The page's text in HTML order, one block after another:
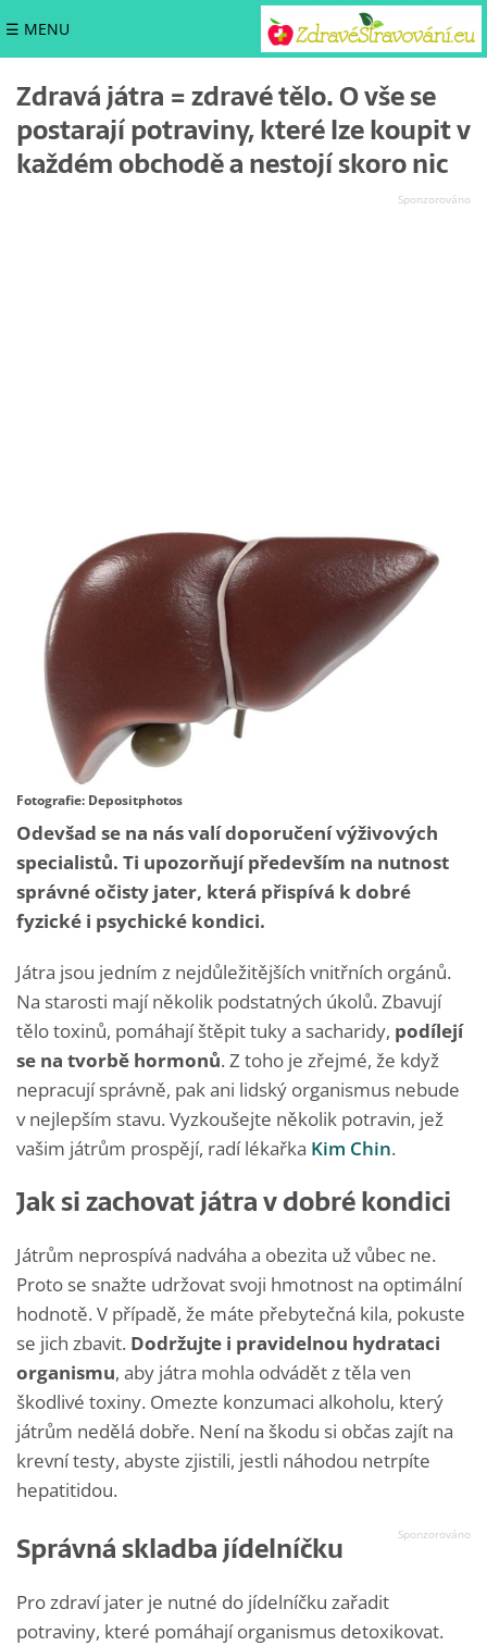
☰ MENU
Zdravá játra = zdravé tělo. O vše se
postarají potraviny, které lze koupit v
každém obchodě a nestojí skoro nic
Fotografie: Depositphotos
Odevšad se na nás valí doporučení výživových
specialistů. Ti upozorňují především na nutnost
správné očisty jater, která přispívá k dobré
fyzické i psychické kondici.
Játra jsou jedním z nejdůležitějších vnitřních orgánů.
Na starosti mají několik podstatných úkolů. Zbavují
tělo toxinů, pomáhají štěpit tuky a sacharidy, podílejí
se na tvorbě hormonů. Z toho je zřejmé, že když
nepracují správně, pak ani lidský organismus nebude
v nejlepším stavu. Vyzkoušejte několik potravin, jež
vašim játrům prospějí, radí lékařka Kim Chin.
Jak si zachovat játra v dobré kondici
Játrům neprospívá nadváha a obezita už vůbec ne.
Proto se snažte udržovat svoji hmotnost na optimální
hodnotě. V případě, že máte přebytečná kila, pokuste
se jich zbavit. Dodržujte i pravidelnou hydrataci
organismu, aby játra mohla odvádět z těla ven
škodlivé toxiny. Omezte konzumaci alkoholu, který
játrům nedělá dobře. Není na škodu si občas zajít na
krevní testy, abyste zjistili, jestli náhodou netrpíte
hepatitidou.
Správná skladba jídelníčku
Pro zdraví jater je nutné do jídelníčku zařadit
potraviny, které pomáhají organismus detoxikovat.